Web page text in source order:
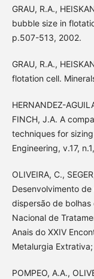
GRAU, R.A.,
bubble size in
p.507-513, 2002.
GRAU, R.A.,
flotation cell.
HERNANDEZ-
FINCH, J.A. A
techniques for
Engineering, v.17,
OLIVEIRA, C.,
Desenvolvimento
dispersão de
Nacional de
Anais do XXIV
Metalurgia
POMPEO, A.A.,